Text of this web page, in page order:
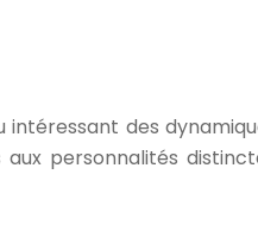
des
personnalités